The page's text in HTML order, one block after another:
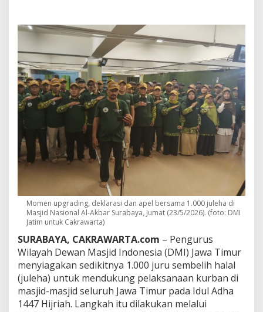
d
h
a
,
D
M
I
J
m
S
i
k
a
n
.
0
0
0
J
u
r
Momen upgrading, deklarasi dan apel bersama 1.000 juleha di
Masjid Nasional Al-Akbar Surabaya, Jumat (23/5/2026). (foto: DMI
Jatim untuk Cakrawarta)
SURABAYA, CAKRAWARTA.com – Pengurus
Wilayah Dewan Masjid Indonesia (DMI) Jawa Timur
menyiagakan sedikitnya 1.000 juru sembelih halal
(juleha) untuk mendukung pelaksanaan kurban di
masjid-masjid seluruh Jawa Timur pada Idul Adha
1447 Hijriah. Langkah itu dilakukan melalui